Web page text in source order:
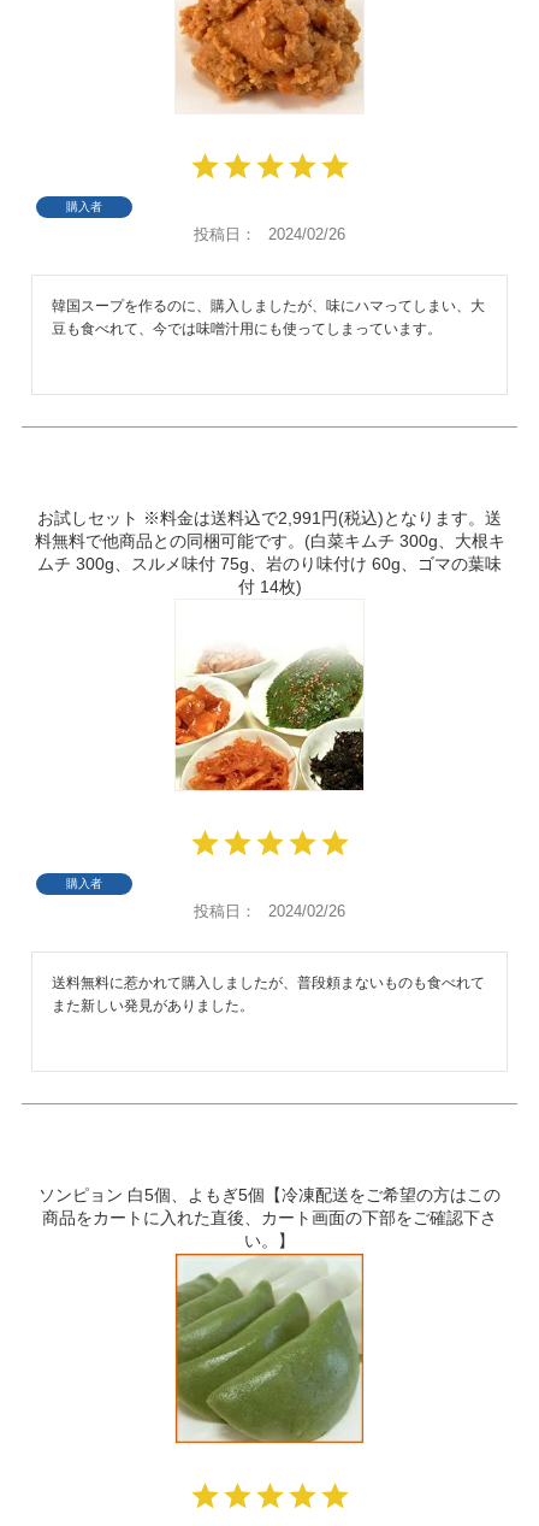
購入者
投稿日 2024/02/26
韓国スープを作るのに、購入しましたが、味にハマってしまい、大
豆も食べれて、今では味噌汁用にも使ってしまっています。
お試しセット ※料金は送料込で2,991円(税込)となります。送
料無料で他商品との同梱可能です。(白菜キムチ 300g、大根キ
ムチ 300g、スルメ味付 75g、岩のり味付け 60g、ゴマの葉味
付 14枚)
購入者
投稿日 2024/02/26
送料無料に惹かれて購入しましたが、普段頼まないものも食べれて
また新しい発見がありました。
ソンピョン 白5個、よもぎ5個【冷凍配送をご希望の方はこの
商品をカートに入れた直後、カート画面の下部をご確認下さ
い。】